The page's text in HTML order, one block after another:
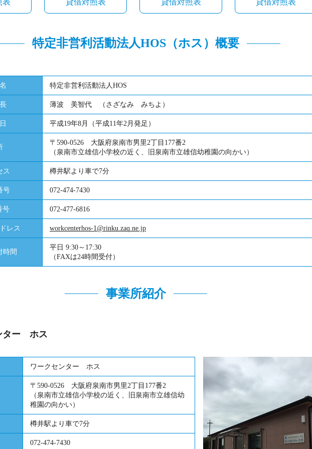
表 貸借対照表 貸借対照表 貸借対照表
特定非営利活動法人HOS（ホス）概要
特定非営利活動法人HOS
薄波 美智代 （さざなみ みちよ）
平成19年8月（平成11年2月発足）
〒590-0526 大阪府泉南市男里2丁目177番2
（泉南市立雄信小学校の近く、旧泉南市立雄信幼稚園の向かい）
ス 樽井駅より車で7分
号 072-474-7430
号 072-477-6816
レス workcenterhos-1@rinku.zaq.ne.jp
時間
平日 9:30～17:30
（FAXは24時間受付）
事業所紹介
ター ホス
ワークセンター ホス
〒590-0526 大阪府泉南市男里2丁目177番2
（泉南市立雄信小学校の近く、旧泉南市立雄信幼
稚園の向かい）
樽井駅より車で7分
072-474-7430